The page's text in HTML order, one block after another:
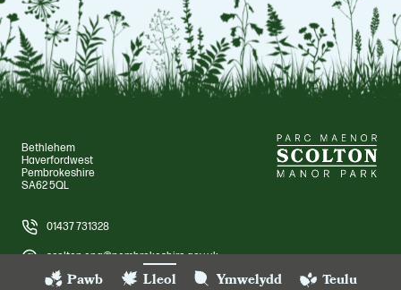
Pawb Lleol Ymwelydd Teulu
Bethlehem
Haverfordwest
Pembrokeshire
SA62 5QL
01437 731328
scolton.enq@pembrokeshire.gov.uk